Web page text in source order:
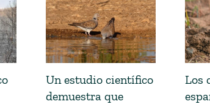
Un estudio científico
demuestra que
Los